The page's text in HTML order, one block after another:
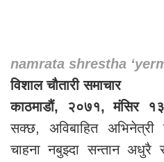
namrata shrestha
विशाल चौतारी समाचार
काठमाडौं, २०७१, मंसिर
सक्छ, अविबाहित
चाहना नबुझ्दा सन्तान